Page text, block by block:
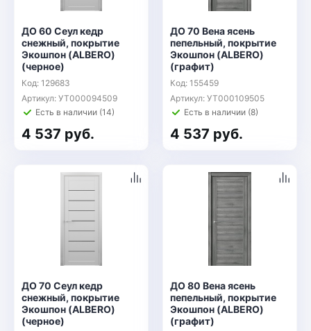
ДО 60 Сеул кедр
снежный, покрытие
Экошпон (ALBERO)
(черное)
Код: 129683
Артикул: УТ000094509
Есть в наличии (14)
4 537 руб.
ДО 70 Вена ясень
пепельный, покрытие
Экошпон (ALBERO)
(графит)
Код: 155459
Артикул: УТ000109505
Есть в наличии (8)
4 537 руб.
ДО 70 Сеул кедр
снежный, покрытие
Экошпон (ALBERO)
(черное)
ДО 80 Вена ясень
пепельный, покрытие
Экошпон (ALBERO)
(графит)